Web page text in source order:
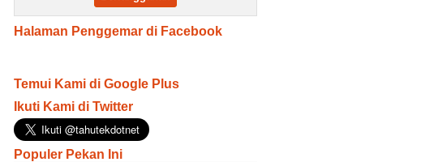
Halaman Penggemar di Facebook
Temui Kami di Google Plus
Ikuti Kami di Twitter
Populer Pekan Ini